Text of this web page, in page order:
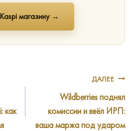
магазину →
как
ДАЛЕЕ
Wildberries поднял
комиссии и ввёл ИРП:
ваша маржа под ударом